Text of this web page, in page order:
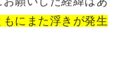
にまた浮きが発生